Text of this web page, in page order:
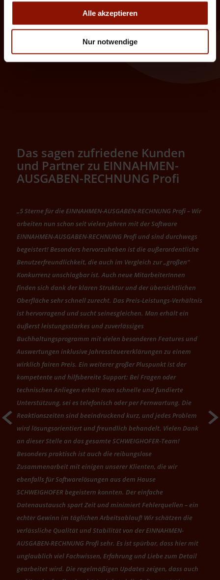
Alle akzeptieren
Nur notwendige
Das sagen zufriedene Kunden
und Partner zu EINNAHMEN-
AUSGABEN-RECHNUNG Profi
„5 Sterne für die EINNAHMEN-AUSGABEN-RECHNUNG Profi – Wir
arbeiten nun schon seit vielen Jahren mit der Software
EINNAHMEN-AUSGABEN-RECHNUNG Profi und sind durchwegs
begeistert! Besonders hervorzuheben ist die außerordentliche
Benutzerfreundlichkeit, die auch im Vergleich zur „großen“
Konkurrenz unschlagbar ist. Auch neue MitarbeiterInnen
finden sich dank der klaren Struktur und der übersichtlichen
Oberfläche sehr schnell zurecht. Das Preis-Leistungs-Verhältnis
ist hervorragend und sucht seinesgleichen. Man erhält ein
äußerst leistungsstarkes und zuverlässiges
Buchhaltungsprogramm mit vielen besonderen Features und
Auswertungen inklusive Jahressteuererklärungen zu einem
wirklich fairen Preis. Ein weiterer großer Pluspunkt ist der
kompetente und hilfsbereite Support: Bei Fragen oder
technischen Anliegen erhält man schnelle und fundierte
Unterstützung, sei es telefonisch oder per Fernwartung. Die
Reaktionszeiten sind beeindruckend kurz, und jedes Problem
wird lösungsorientiert und freundlich behandelt. Vielen Dank
an dieser Stelle an das gesamte SCHWEIGHOFER-Team!
Besonders praktisch ist auch die reibungslose
Zusammenarbeit mit einigen unserer Klienten, die wir
ebenfalls für Softwarelösungen aus dem Hause
SCHWEIGHOFER begeistern konnten. Der einfache
Datenaustausch spart Zeit und minimiert Fehlerquellen – ein
echter Gewinn im täglichen Arbeitsablauf! Wir schätzen die
verlässliche Qualität und Stabilität von der EINNAHMEN-
AUSGABEN-RECHNUNG Profi sehr. Es ist spürbar, dass hier mit
unglaublich viel Fachwissen, Erfahrung und Liebe zum Detail
gearbeitet wird. Die regelmäßigen Updates zeigen, dass auch
Weiter